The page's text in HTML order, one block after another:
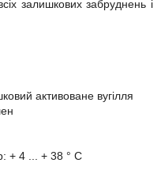
залишкових забруднень і
активоване вугілля
+ 4 ... + 38 ° С